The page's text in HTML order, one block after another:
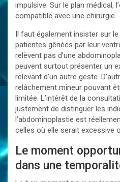
impulsive. Sur le plan médical,
compatible avec une chirurgie.
Il faut également insister sur
patientes gênées par leur
relèvent pas d’une
peuvent surtout présenter un
relevant d’un autre geste.
relâchement mineur pouvant
limitée. L’intérêt de la
justement de distinguer les
l’abdominoplastie est
celles où elle serait excessive
Le moment
dans une